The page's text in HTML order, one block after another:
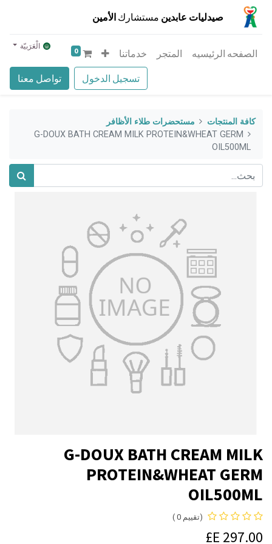
صيدليات عابدين مستشارك الأمين
تسجيل الدخول تواصل معنا
الصفحه الرئيسيه المتجر خدماتنا 0 الْعَرَبيّة
كافة المنتجات
مستحضرات طلاء الأظافر
G-DOUX BATH CREAM MILK PROTEIN&WHEAT GERM
OIL500ML
G-DOUX BATH CREAM MILK
PROTEIN&WHEAT GERM
OIL500ML
(تقييم 0 )
297.00